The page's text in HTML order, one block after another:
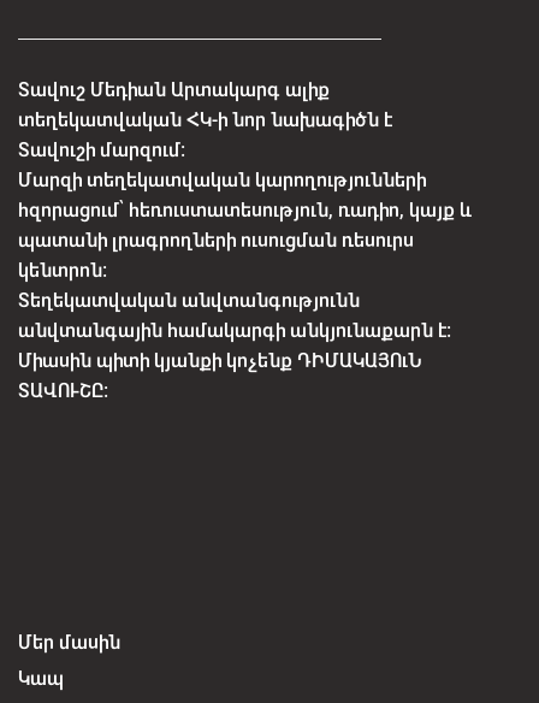
Տավուշ Մեդիան Արտակարգ ալիք
տեղեկատվական ՀԿ-ի նոր նախագիծն է
Տավուշի մարզում:
Մարզի տեղեկատվական կարողությունների
հզորացում՝ հեռուստատեսություն, ռադիո, կայք և
պատանի լրագրողների ուսուցման ռեսուրս
կենտրոն:
Տեղեկատվական անվտանգությունն
անվտանգային համակարգի անկյունաքարն է:
Միասին պիտի կյանքի կոչենք ԴԻՄԱԿԱՅՈւՆ
ՏԱՎՈՒՇԸ:
Մեր մասին
Կապ